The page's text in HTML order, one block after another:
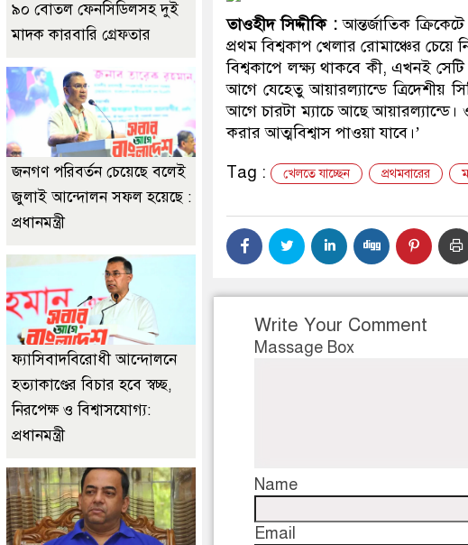
তাওহীদ সিদ্দীকি :আন্তর্জাতিক
প্রথম বিশ্বকাপ খেলার রোমাঞ্চের চেয়ে
বিশ্বকাপে লক্ষ্য থাকবে কী, এখনই
আগে যেহেতু আয়ারল্যান্ডে ত্রিদেশীয়
আগে চারটা ম্যাচে আছে
করার আত্মবিশ্বাস পাওয়া যাবে।’
Tag :
খেলতে যাচ্ছেন প্রথমবারের
Write Your Comment
Massage Box
Name
Email
৯০ বোতল ফেনসিডিলসহ দুই
মাদক কারবারি গ্রেফতার
জনগণ পরিবর্তন চেয়েছে বলেই
জুলাই আন্দোলন সফল হয়েছে :
প্রধানমন্ত্রী
ফ্যাসিবাদবিরোধী আন্দোলনে
হত্যাকাণ্ডের বিচার হবে স্বচ্ছ,
নিরপেক্ষ ও বিশ্বাসযোগ্য:
প্রধানমন্ত্রী